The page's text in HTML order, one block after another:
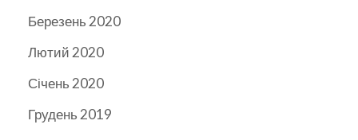
Березень 2020
Лютий 2020
Січень 2020
Грудень 2019